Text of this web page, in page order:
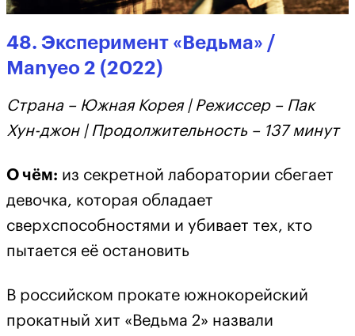
48. Эксперимент «Ведьма» /
Manyeo 2 (2022)
Страна – Южная Корея | Режиссер – Пак
Хун-джон | Продолжительность – 137 минут
О чём: из секретной лаборатории сбегает
девочка, которая обладает
сверхспособностями и убивает тех, кто
пытается её остановить
В российском прокате южнокорейский
прокатный хит «Ведьма 2» назвали